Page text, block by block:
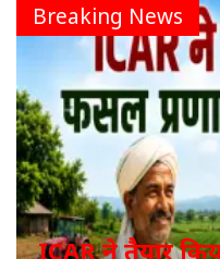
Breaking News
ICAR ने तैयार